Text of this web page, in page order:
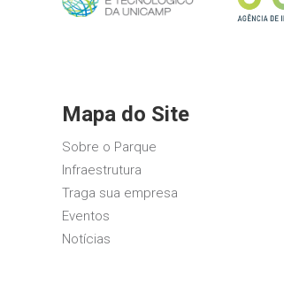
Mapa do Site
Sobre o Parque
Infraestrutura
Traga sua empresa
Eventos
Notícias